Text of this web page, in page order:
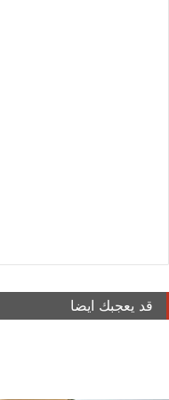
قد يعجبك ايضا